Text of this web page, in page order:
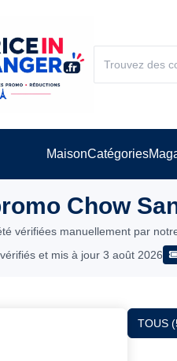
MaisonCatégories
Chow
vérifiées manuellement par
et mis à jour 3 août 2026
TOUS